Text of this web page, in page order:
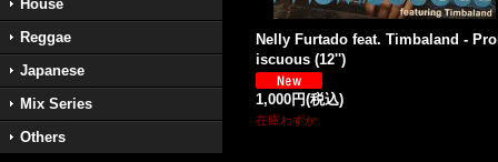
House
Reggae
Japanese
Mix Series
Others
Nelly Furtado feat. Timbaland -
iscuous (12'')
1,000円(税込)
在庫わずか